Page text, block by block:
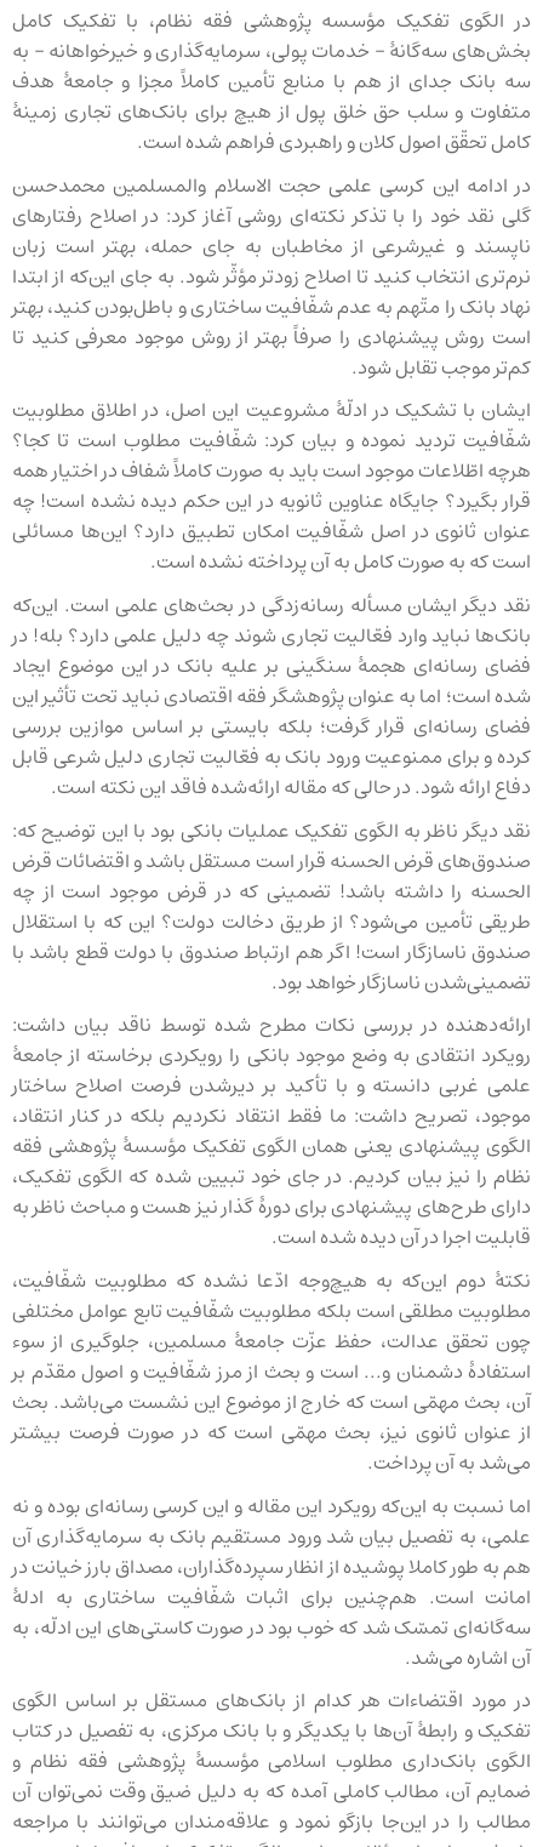
در الگوی تفکیک مؤسسه پژوهشی فقه نظام، با تفکیک کامل
بخش‌های سه‌گانهٔ - خدمات پولی، سرمایه‌گذاری و خیرخواهانه - به
سه بانک جدای از هم با منابع تأمین کاملاً مجزا و جامعهٔ هدف
متفاوت و سلب حق خلق پول از هیچ برای بانک‌های تجاری زمینهٔ
کامل تحقّق اصول کلان و راهبردی فراهم شده است.
در ادامه این کرسی علمی حجت الاسلام والمسلمین محمدحسن
گلی نقد خود را با تذکر نکته‌ای روشی آغاز کرد: در اصلاح رفتارهای
ناپسند و غیرشرعی از مخاطبان به جای حمله، بهتر است زبان
نرم‌تری انتخاب کنید تا اصلاح زودتر مؤثّر شود. به جای این‌که از ابتدا
نهاد بانک را متّهم به عدم شفّافیت ساختاری و باطل‌بودن کنید، بهتر
است روش پیشنهادی را صرفاً بهتر از روش موجود معرفی کنید تا
کم‌تر موجب تقابل شود.
ایشان با تشکیک در ادلّهٔ مشروعیت این اصل، در اطلاق مطلوبیت
شفّافیت تردید نموده و بیان کرد: شفّافیت مطلوب است تا کجا؟
هرچه اطّلاعات موجود است باید به صورت کاملاً شفاف در اختیار همه
قرار بگیرد؟ جایگاه عناوین ثانویه در این حکم دیده نشده است! چه
عنوان ثانوی در اصل شفّافیت امکان تطبیق دارد؟ این‌ها مسائلی
است که به صورت کامل به آن پرداخته نشده است.
نقد دیگر ایشان مسأله رسانه‌زدگی در بحث‌های علمی است. این‌که
بانک‌ها نباید وارد فعّالیت تجاری شوند چه دلیل علمی دارد؟ بله! در
فضای رسانه‌ای هجمهٔ سنگینی بر علیه بانک در این موضوع ایجاد
شده است؛ اما به عنوان پژوهشگر فقه اقتصادی نباید تحت تأثیر این
فضای رسانه‌ای قرار گرفت؛ بلکه بایستی بر اساس موازین بررسی
کرده و برای ممنوعیت ورود بانک به فعّالیت تجاری دلیل شرعی قابل
دفاع ارائه شود. در حالی که مقاله ارائه‌شده فاقد این نکته است.
نقد دیگر ناظر به الگوی تفکیک عملیات بانکی بود با این توضیح که:
صندوق‌های قرض الحسنه قرار است مستقل باشد و اقتضائات قرض
الحسنه را داشته باشد! تضمینی که در قرض موجود است از چه
طریقی تأمین می‌شود؟ از طریق دخالت دولت؟ این که با استقلال
صندوق ناسازگار است! اگر هم ارتباط صندوق با دولت قطع باشد با
تضمینی‌شدن ناسازگار خواهد بود.
ارائه‌دهنده در بررسی نکات مطرح شده توسط ناقد بیان داشت:
رویکرد انتقادی به وضع موجود بانکی را رویکردی برخاسته از جامعهٔ
علمی غربی دانسته و با تأکید بر دیرشدن فرصت اصلاح ساختار
موجود، تصریح داشت: ما فقط انتقاد نکردیم بلکه در کنار انتقاد،
الگوی پیشنهادی یعنی همان الگوی تفکیک مؤسسهٔ پژوهشی فقه
نظام را نیز بیان کردیم. در جای خود تبیین شده که الگوی تفکیک،
دارای طرح‌های پیشنهادی برای دورهٔ گذار نیز هست و مباحث ناظر به
قابلیت اجرا در آن دیده شده است.
نکتهٔ دوم این‌که به هیچ‌وجه ادّعا نشده که مطلوبیت شفّافیت،
مطلوبیت مطلقی است بلکه مطلوبیت شفّافیت تابع عوامل مختلفی
چون تحقق عدالت، حفظ عزّت جامعهٔ مسلمین، جلوگیری از سوء
استفادهٔ دشمنان و... است و بحث از مرز شفّافیت و اصول مقدّم بر
آن، بحث مهمّی است که خارج از موضوع این نشست می‌باشد. بحث
از عنوان ثانوی نیز، بحث مهمّی است که در صورت فرصت بیشتر
می‌شد به آن پرداخت.
اما نسبت به این‌که رویکرد این مقاله و این کرسی رسانه‌ای بوده و نه
علمی، به تفصیل بیان شد ورود مستقیم بانک به سرمایه‌گذاری آن
هم به طور کاملا پوشیده از انظار سپرده‌گذاران، مصداق بارز خیانت در
امانت است. هم‌چنین برای اثبات شفّافیت ساختاری به ادلهٔ
سه‌گانه‌ای تمسّک شد که خوب بود در صورت کاستی‌های این ادلّه، به
آن اشاره می‌شد.
در مورد اقتضاءات هر کدام از بانک‌های مستقل بر اساس الگوی
تفکیک و رابطهٔ آن‌ها با یکدیگر و با بانک مرکزی، به تفصیل در کتاب
الگوی بانک‌داری مطلوب اسلامی مؤسسهٔ پژوهشی فقه نظام و
ضمایم آن، مطالب کاملی آمده که به دلیل ضیق وقت نمی‌توان آن
مطالب را در این‌جا بازگو نمود و علاقه‌مندان می‌توانند با مراجعه